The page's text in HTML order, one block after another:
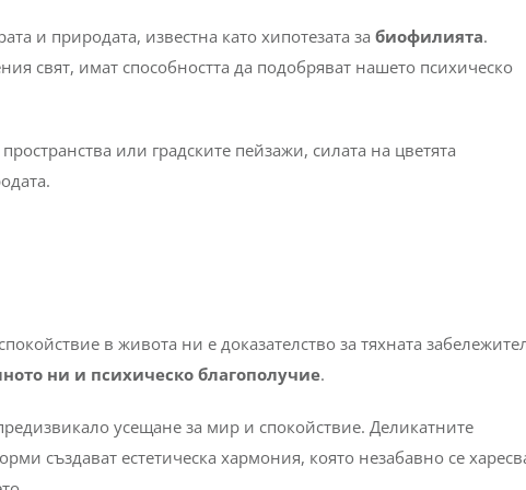
и природата, известна като хипотезата за биофилията.
свят, имат способността да подобряват нашето психическо
или градските пейзажи, силата на цветята
в живота ни е доказателство за тяхната
ни и психическо благополучие.
усещане за мир и спокойствие. Деликатните
създават естетическа хармония, която незабавно се